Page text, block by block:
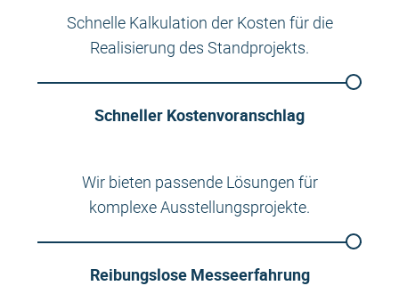
Schnelle Kalkulation der Kosten für die
Realisierung des Standprojekts.
Schneller Kostenvoranschlag
Wir bieten passende Lösungen für
komplexe Ausstellungsprojekte.
Reibungslose Messeerfahrung